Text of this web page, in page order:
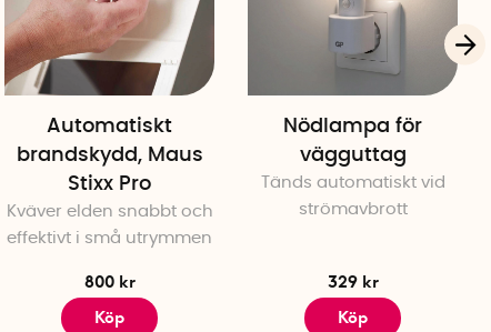
godkänd av Statens Provningsanstalt med certifikat nr
Automatiskt
brandskydd, Maus
Stixx Pro
Kväver elden snabbt och
effektivt i små utrymmen
800 kr
Köp
Nödlampa för
vägguttag
Tänds automatiskt vid
strömavbrott
329 kr
Köp